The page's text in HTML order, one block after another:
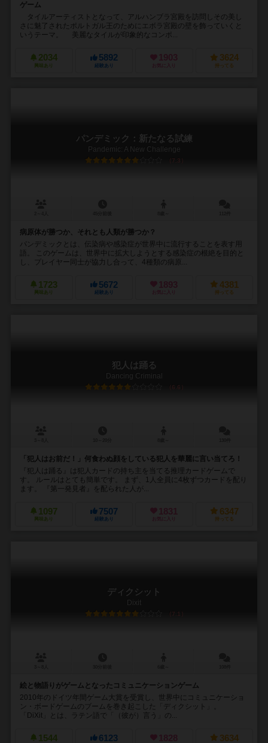
ゲーム
タイルアーティストとなって、アルハンブラ宮殿を訪問しその美し
さに魅了されたポルトガル王のためにエボラ宮殿の壁を飾っていくと
いうテーマ。 美麗なタイルが印象的なコンポ...
2034
興味あり
5892
経験あり
1903
お気に入り
3624
持ってる
パンデミック：新たなる試練
Pandemic: A New Challenge
7.3
病原体が勝つか、それとも人類が勝つか？
パンデミックとは、伝染病や感染症が世界中に流行することを表す用
語。 このゲームは、世界中に拡大しようとする感染症の根絶を目的と
し、プレイヤー同士が協力し合って、4種類の病原...
1723
興味あり
5672
経験あり
1893
お気に入り
4381
持ってる
犯人は踊る
Dancing Criminal
6.6
「犯人はお前だ！」何食わぬ顔をしている犯人を華麗に言い当てろ！
『犯人は踊る』は犯人カードの持ち主を当てる推理カードゲームで
す。 ルールはとても簡単です。 まず、1人全員に4枚ずつカードを配り
ます。 『第一発見者』を配られた人が...
1097
興味あり
7507
経験あり
1831
お気に入り
6347
持ってる
ディクシット
Dixit
7.1
絵と物語りがゲームとなったコミュニケーションゲーム
2010年のドイツ年間ゲーム大賞を受賞し、世界中にコミュニケーショ
ン・ボードゲームのブームを巻き起こした「ディクシット」。
「DiXit」とは、ラテン語で「（彼が）言う」の...
1544 6123 1828 3634